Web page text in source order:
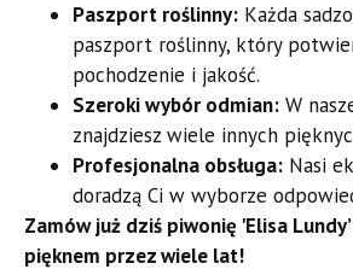
Paszport roślinny: Każda
paszport roślinny, który
pochodzenie i jakość.
Szeroki wybór odmian: W
znajdziesz wiele innych
Profesjonalna obsługa: Nasi
doradzą Ci w wyborze
Zamów już dziś piwonię 'Elisa
pięknem przez wiele lat!